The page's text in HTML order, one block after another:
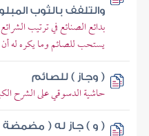
والتلفف بالثوب
بدائع الصنائع في ترتيب
يستحب للصائم وما يكره له أن
( وجاز ) للصائم
حاشية الدسوقي على الشرح
( و ) جاز له (